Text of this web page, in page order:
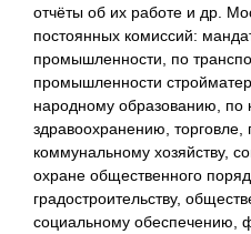
отчёты об их работе и др.
постоянных комиссий:
промышленности, по
промышленности
народному образованию, по
здравоохранению,
коммунальному хозяйству,
охране общественного
градостроительству,
социальному обеспечению,